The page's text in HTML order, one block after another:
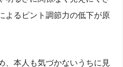
よるピント調節力の低下が原
、本人も気づかないうちに見
アを始めましょう
るために今日からできること
めの毎日の工夫とは？
れ”にも注意を